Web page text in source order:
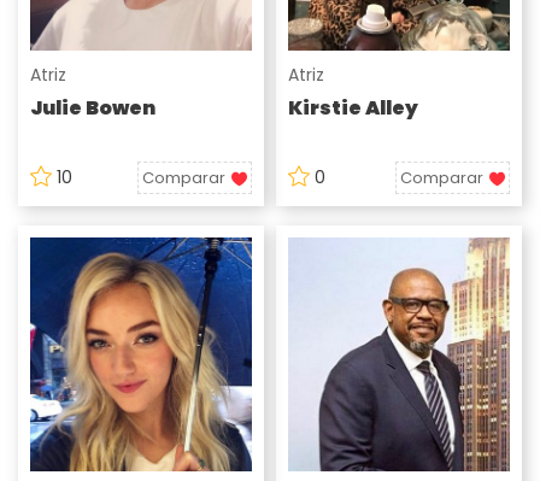
Atriz
Julie Bowen
10 Comparar
Atriz
Kirstie Alley
0 Comparar